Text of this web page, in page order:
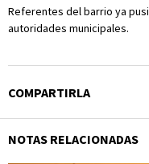
Referentes del barrio ya
autoridades municipales.
COMPARTIRLA
NOTAS RELACIONADAS